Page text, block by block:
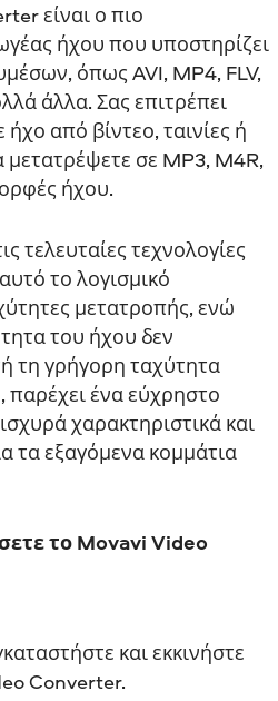
είναι ο πιο
ήχου που υποστηρίζει
όπως AVI, MP4, FLV,
άλλα. Σας επιτρέπει
από βίντεο, ταινίες ή
μετατρέψετε σε MP3, M4R,
ήχου.
τελευταίες τεχνολογίες
το λογισμικό
μετατροπής, ενώ
του ήχου δεν
τη γρήγορη ταχύτητα
παρέχει ένα εύχρηστο
χαρακτηριστικά και
τα εξαγόμενα κομμάτια
το Movavi Video
και εκκινήστε
Converter.